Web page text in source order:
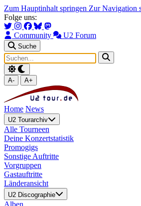
Zum Hauptinhalt springen Zur Navigation
Folge uns:
Community U2 Forum
Suche
A- A+
Home News
U2 Tourarchiv
Alle Tourneen
Deine Konzertstatistik
Promogigs
Sonstige Auftritte
Vorgruppen
Gastauftritte
Länderansicht
U2 Discographie
Alben